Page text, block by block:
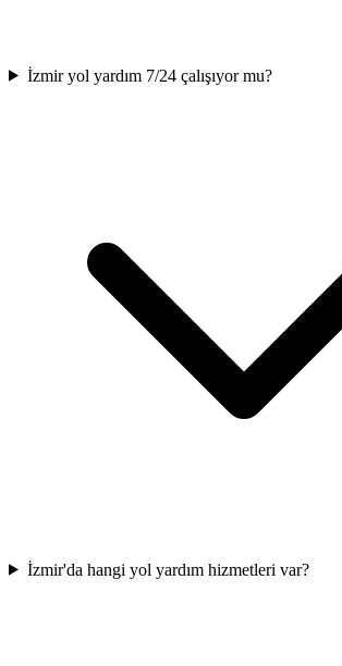
İzmir yol yardım 7/24 çalışıyor mu?
İzmir'da hangi yol yardım hizmetleri var?